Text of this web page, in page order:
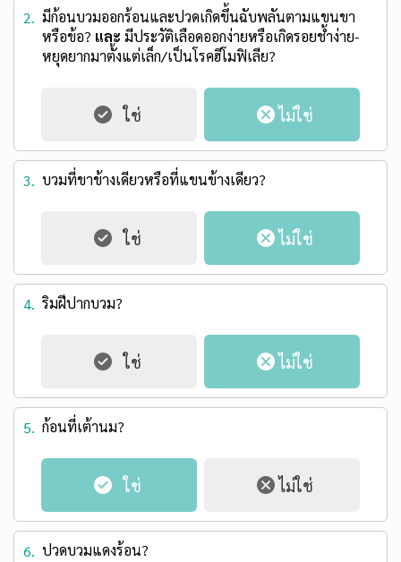
2. มีก้อนบวมออกร้อนและปวดเกิดขึ้นฉับพลันตามแขนขา
หรือข้อ? และ มีประวัติเลือดออกง่ายหรือเกิดรอยช้ำง่าย-
หยุดยากมาตั้งแต่เล็ก/เป็นโรคฮีโมฟิเลีย?
3. บวมที่ขาข้างเดียวหรือที่แขนข้างเดียว?
4. ริมฝีปากบวม?
5. ก้อนที่เต้านม?
6. ปวดบวมแดงร้อน?